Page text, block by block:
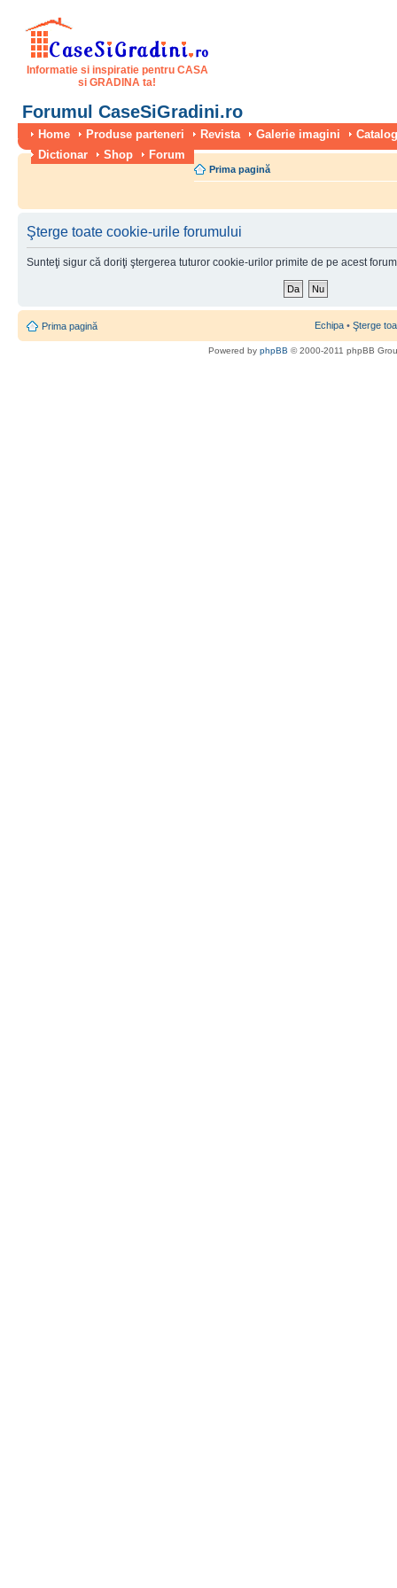
Informatie si inspiratie pentru CASA
si GRADINA ta!
Forumul CaseSiGradini.ro
Home Produse parteneri Revista Galerie imagini
Dictionar
Shop Forum
Prima pagină
Şterge toate cookie-urile forumului
Sunteţi sigur că doriţi ştergerea tuturor cookie-urilor primite de pe acest
Prima pagină Echipa • Şterge
Powered by phpBB © 2000-2011 phpBB